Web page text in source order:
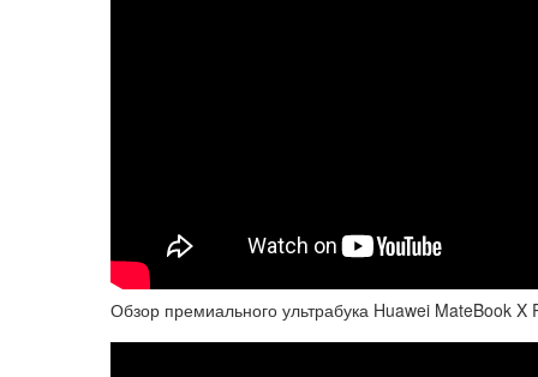
Обзор премиального ультрабука Huawei MateBook X